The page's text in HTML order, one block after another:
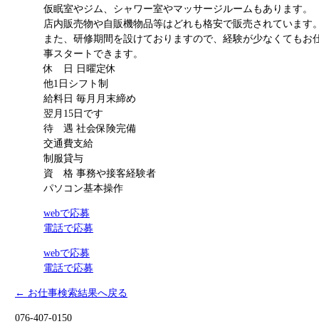
仮眠室やジム、シャワー室やマッサージルームもあります。
店内販売物や自販機物品等はどれも格安で販売されています
また、研修期間を設けておりますので、経験が少なくてもお
事スタートできます。
休 日 日曜定休
他1日シフト制
給料日 毎月月末締め
翌月15日です
待 遇 社会保険完備
交通費支給
制服貸与
資 格 事務や接客経験者
パソコン基本操作
webで応募
電話で応募
webで応募
電話で応募
← お仕事検索結果へ戻る
076-407-0150